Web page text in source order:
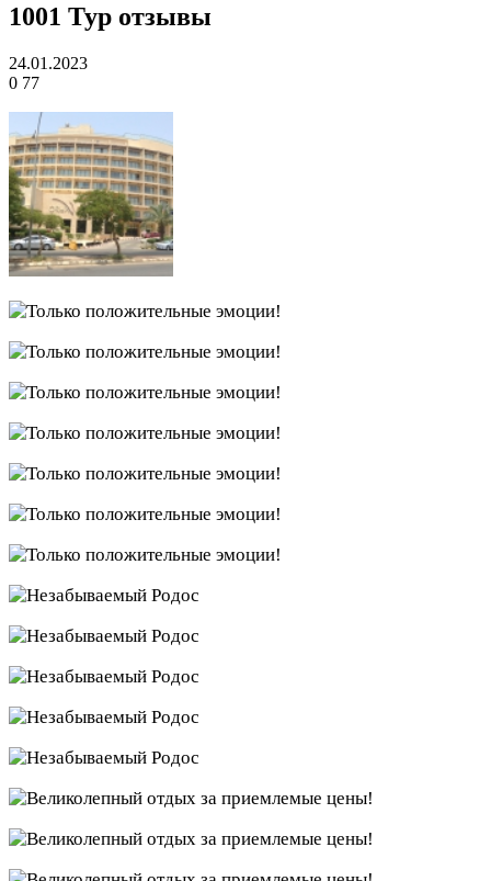
1001 Тур отзывы
24.01.2023
0 77